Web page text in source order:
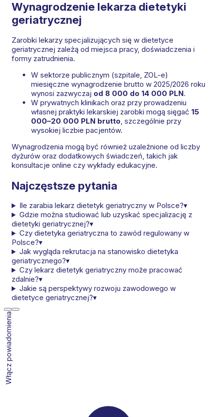
Wynagrodzenie lekarza dietetyki
geriatrycznej
Zarobki lekarzy specjalizujących się w dietetyce
geriatrycznej zależą od miejsca pracy, doświadczenia i
formy zatrudnienia.
W sektorze publicznym (szpitale, ZOL-e)
miesięczne wynagrodzenie brutto w 2025/2026 roku
wynosi zazwyczaj od 8 000 do 14 000 PLN.
W prywatnych klinikach oraz przy prowadzeniu
własnej praktyki lekarskiej zarobki mogą sięgać 15
000–20 000 PLN brutto, szczególnie przy
wysokiej liczbie pacjentów.
Wynagrodzenia mogą być również uzależnione od liczby
dyżurów oraz dodatkowych świadczeń, takich jak
konsultacje online czy wykłady edukacyjne.
Najczęstsze pytania
Ile zarabia lekarz dietetyk geriatryczny w Polsce?▾
Gdzie można studiować lub uzyskać specjalizację z
dietetyki geriatrycznej?▾
Czy dietetyka geriatryczna to zawód regulowany w
Polsce?▾
Jak wygląda rekrutacja na stanowisko dietetyka
geriatrycznego?▾
Czy lekarz dietetyk geriatryczny może pracować
zdalnie?▾
Jakie są perspektywy rozwoju zawodowego w
dietetyce geriatrycznej?▾
Włącz powiadomienia